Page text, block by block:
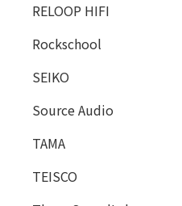
RELOOP HIFI
Rockschool
SEIKO
Source Audio
TAMA
TEISCO